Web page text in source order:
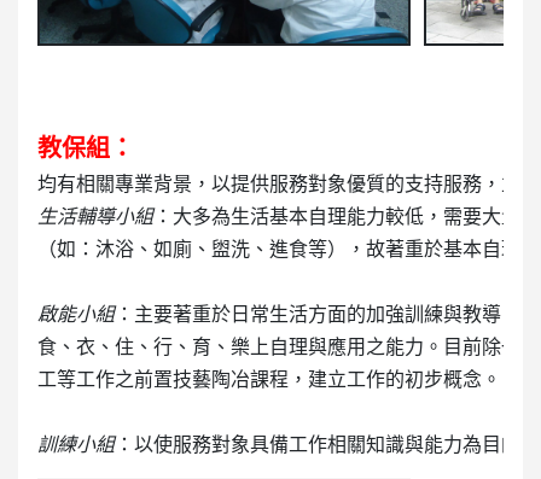
教保組：
生活輔導小組：大多為生活基本自理能力較低，需要大量
（如：沐浴、如廁、盥洗、進食等），故著重於基本自
啟能小組：主要著重於日常生活方面的加強訓練與教導，
食、衣、住、行、育、樂上自理與應用之能力。目前除一
工等工作之前置技藝陶冶課程，建立工作的初步概念。
訓練小組：以使服務對象具備工作相關知識與能力為目的